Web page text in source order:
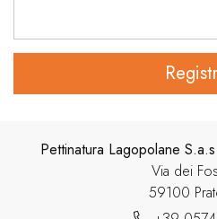
Pettinatura Lagopolane
Via dei
59100